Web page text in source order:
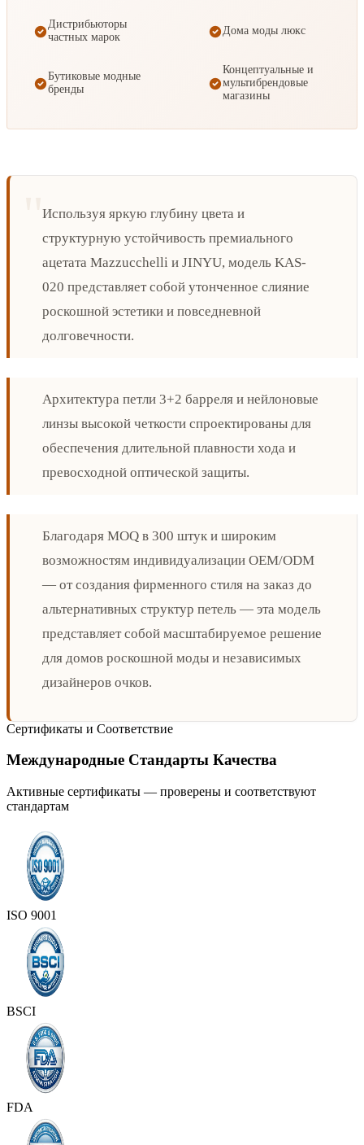
Дистрибьюторы
частных марок
Дома моды люкс
Бутиковые модные
бренды
Концептуальные и
мультибрендовые
магазины
Используя яркую глубину цвета и
структурную устойчивость премиального
ацетата Mazzucchelli и JINYU, модель KAS-
020 представляет собой утонченное слияние
роскошной эстетики и повседневной
долговечности.
Архитектура петли 3+2 барреля и нейлоновые
линзы высокой четкости спроектированы для
обеспечения длительной плавности хода и
превосходной оптической защиты.
Благодаря MOQ в 300 штук и широким
возможностям индивидуализации OEM/ODM
— от создания фирменного стиля на заказ до
альтернативных структур петель — эта модель
представляет собой масштабируемое решение
для домов роскошной моды и независимых
дизайнеров очков.
Сертификаты и Соответствие
Международные Стандарты Качества
Активные сертификаты — проверены и соответствуют
стандартам
ISO 9001
BSCI
FDA